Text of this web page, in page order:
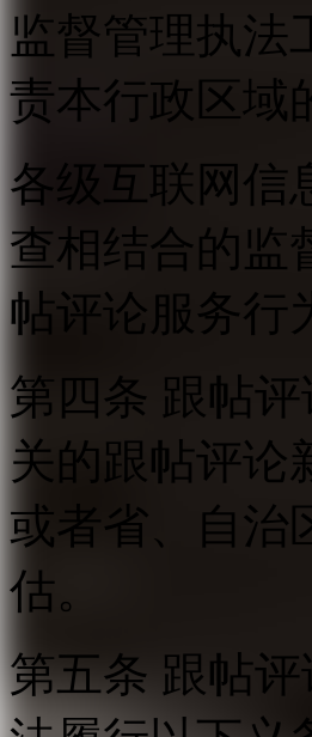
监督管理执法
责本行政区域
各级互联网信
查相结合的监
帖评论服务行
第四条 跟帖
关的跟帖评论
或者省、自治
估。
第五条 跟帖